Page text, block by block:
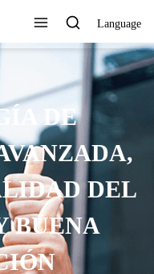
Language
DE
DEL
BUENA